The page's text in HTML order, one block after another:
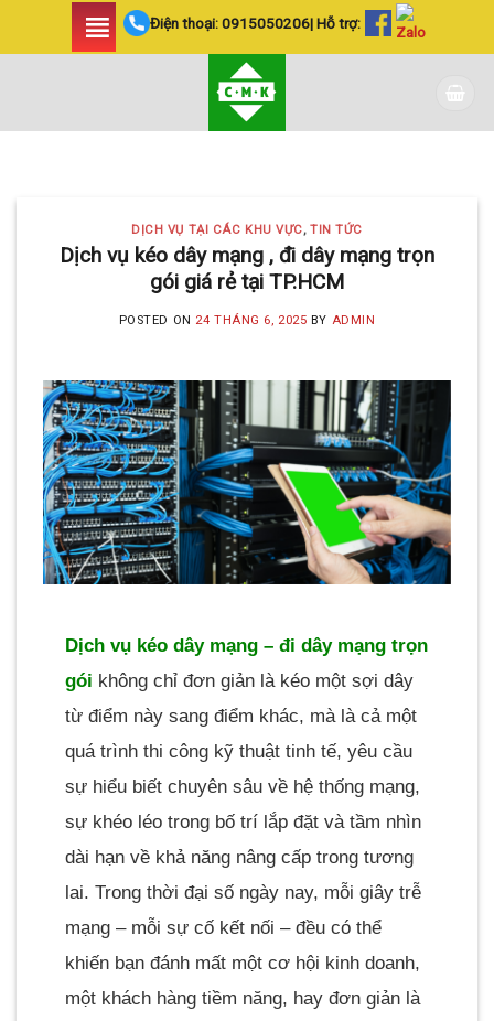
Điện thoại:0915050206| Hỗ trợ:
HUYỆN BÌNH CHÁNH
SIÊU AN NINH VÀ SIÊU
TIẾT KIỆM | CAMERA
20 Tháng 5, 2025
Với hơn 5 năm kinh nghiệm, Camera
Minh Khang là đơn vị hàng đầu trong [...]
CONTINUE READING→
DỊCH VỤ TẠI CÁC KHU VỰC,TIN TỨC
Dịch vụ kéo dây mạng , đi dây mạng trọn
gói giá rẻ tại TP.HCM
POSTED ON 24 THÁNG 6, 2025 BY ADMIN
Dịch vụ kéo dây mạng – đi dây mạng trọn
gói không chỉ đơn giản là kéo một sợi dây
từ điểm này sang điểm khác, mà là cả một
quá trình thi công kỹ thuật tinh tế, yêu cầu
sự hiểu biết chuyên sâu về hệ thống mạng,
sự khéo léo trong bố trí lắp đặt và tầm nhìn
dài hạn về khả năng nâng cấp trong tương
lai. Trong thời đại số ngày nay, mỗi giây trễ
mạng – mỗi sự cố kết nối – đều có thể
khiến bạn đánh mất một cơ hội kinh doanh,
một khách hàng tiềm năng, hay đơn giản là